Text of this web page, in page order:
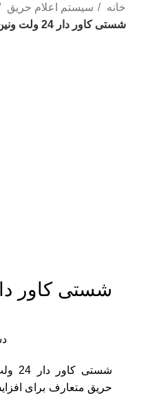
خانه سیستم اعلام حریق
شستی کاور دار 24 ولت ونین
شستی کاور دار 24 ولت
حریق متعارف برای